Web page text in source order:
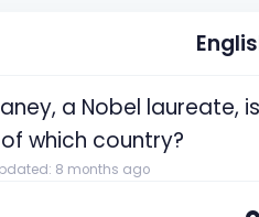
a Nobel laureate,
which country?
8 months ago